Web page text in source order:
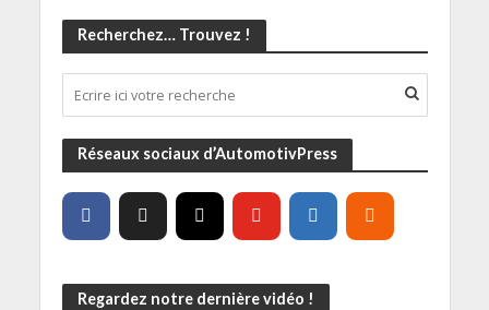
Recherchez… Trouvez !
Réseaux sociaux d’AutomotivPress
Regardez notre dernière vidéo !